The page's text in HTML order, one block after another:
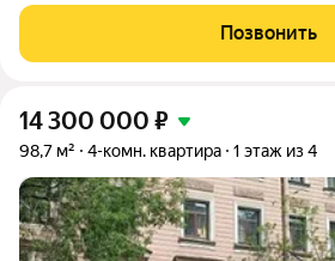
кв. м отведено под жилую и 43,12 кв. м
Преимущества
Позвонить
14 300 000 ₽
98,7 м² 4-комн. квартира 1 этаж из 4